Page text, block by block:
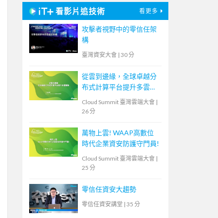
看影片追技術 看更多
攻擊者視野中的零信任架
構
臺灣資安大會 | 30 分
從雲到邊緣，全球卓越分
布式計算平台提升多雲體
Cloud Summit 臺灣雲端大會 |
26 分
萬物上雲! WAAP高數位
時代企業資安防護守門員!
Cloud Summit 臺灣雲端大會 |
25 分
零信任資安大趨勢
零信任資安講堂 | 35 分